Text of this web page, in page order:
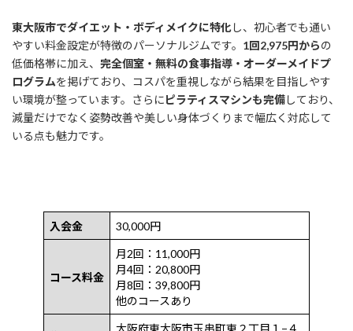
東大阪市でダイエット・ボディメイクに特化 し、初心者でも通い
やすい料金設定が特徴のパーソナルジムです。 1回2,975円からの
低価格帯に加え、 完全個室・無料の食事指導・オーダーメイドプ
ログラムを掲げており、コスパを重視しながら結果を目指しやす
い環境が整っています。さらにピラティスマシンも完備しており、
減量だけでなく姿勢改善や美しい身体づくりまで幅広く対応して
いる点も魅力です。
入会金 30,000円
コース料金
月2回：11,000円
月4回：20,800円
月8回：39,800円
他のコースあり
大阪府東大阪市玉串町東２丁目１−４